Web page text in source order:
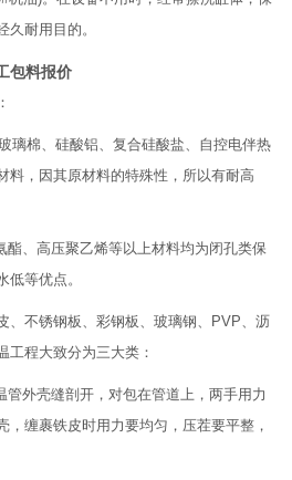
久耐用目的。
包料报价
璃棉、硅酸铝、复合硅酸盐、自控电伴热
料，因其原材料的特殊性，所以有耐高
酯、高压聚乙烯等以上材料均为闭孔类保
低等优点。
、不锈钢板、彩钢板、玻璃钢、PVP、沥
工程大致分为三大类：
管外壳缝剖开，对包在管道上，两手用力
，缠裹铁皮时用力要均匀，压茬要平整，